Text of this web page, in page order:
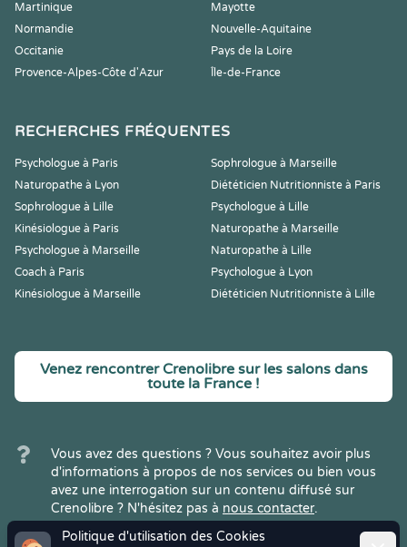
Politique d'utilisation des Cookies
Martinique
Mayotte
Normandie
Nouvelle-Aquitaine
Occitanie
Pays de la Loire
Provence-Alpes-Côte d'Azur
Île-de-France
RECHERCHES FRÉQUENTES
Psychologue à Paris
Sophrologue à Marseille
Naturopathe à Lyon
Diététicien Nutritionniste à Paris
Sophrologue à Lille
Psychologue à Lille
Kinésiologue à Paris
Naturopathe à Marseille
Psychologue à Marseille
Naturopathe à Lille
Coach à Paris
Psychologue à Lyon
Kinésiologue à Marseille
Diététicien Nutritionniste à Lille
Venez rencontrer Crenolibre sur les salons dans
toute la France !
Vous avez des questions ? Vous souhaitez avoir plus
d'informations à propos de nos services ou bien vous
avez une interrogation sur un contenu diffusé sur
Crenolibre ? N'hésitez pas à nous contacter.